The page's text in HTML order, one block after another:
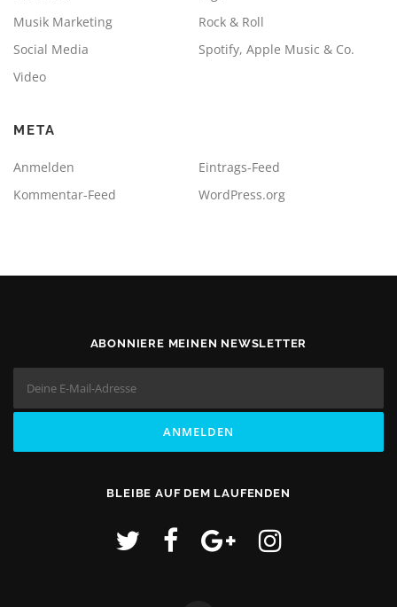
Musik Marketing
Rock & Roll
Social Media
Spotify, Apple Music & Co.
Video
META
Anmelden
Eintrags-Feed
Kommentar-Feed
WordPress.org
ABONNIERE MEINEN NEWSLETTER
BLEIBE AUF DEM LAUFENDEN